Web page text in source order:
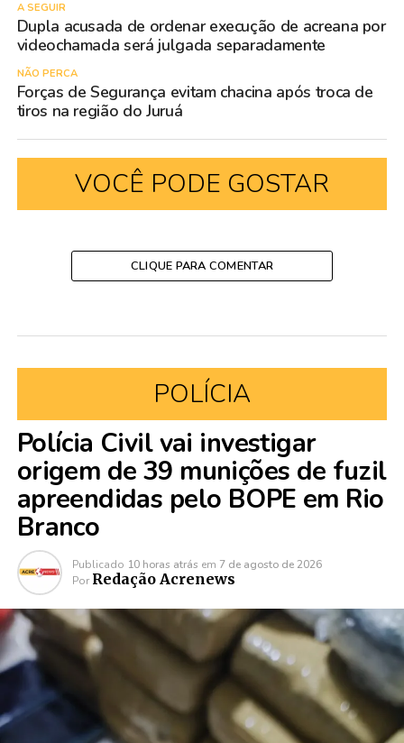
A SEGUIR
Dupla acusada de ordenar execução de acreana por
videochamada será julgada separadamente
NÃO PERCA
Forças de Segurança evitam chacina após troca de
tiros na região do Juruá
VOCÊ PODE GOSTAR
CLIQUE PARA COMENTAR
POLÍCIA
Polícia Civil vai investigar
origem de 39 munições de fuzil
apreendidas pelo BOPE em Rio
Branco
Publicado 10 horas atrás em 7 de agosto de 2026
Por Redação Acrenews